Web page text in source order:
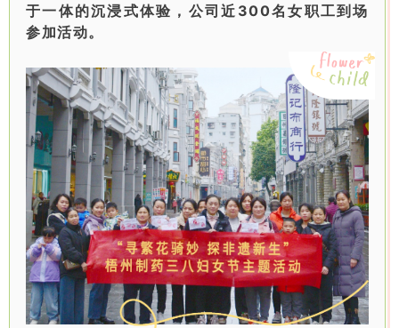
于一体的沉浸式体验，公司近300名女职工到场
参加活动。